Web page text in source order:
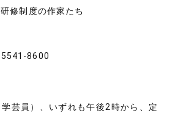
修制度の作家たち
8600
学芸員）、いずれも午後2時から、定